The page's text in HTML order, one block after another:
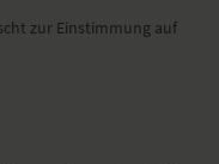
zur Einstimmung auf